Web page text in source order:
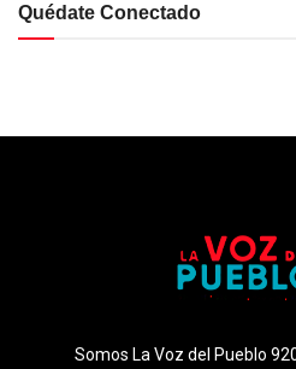
Quédate Conectado
Somos La Voz del Pueblo